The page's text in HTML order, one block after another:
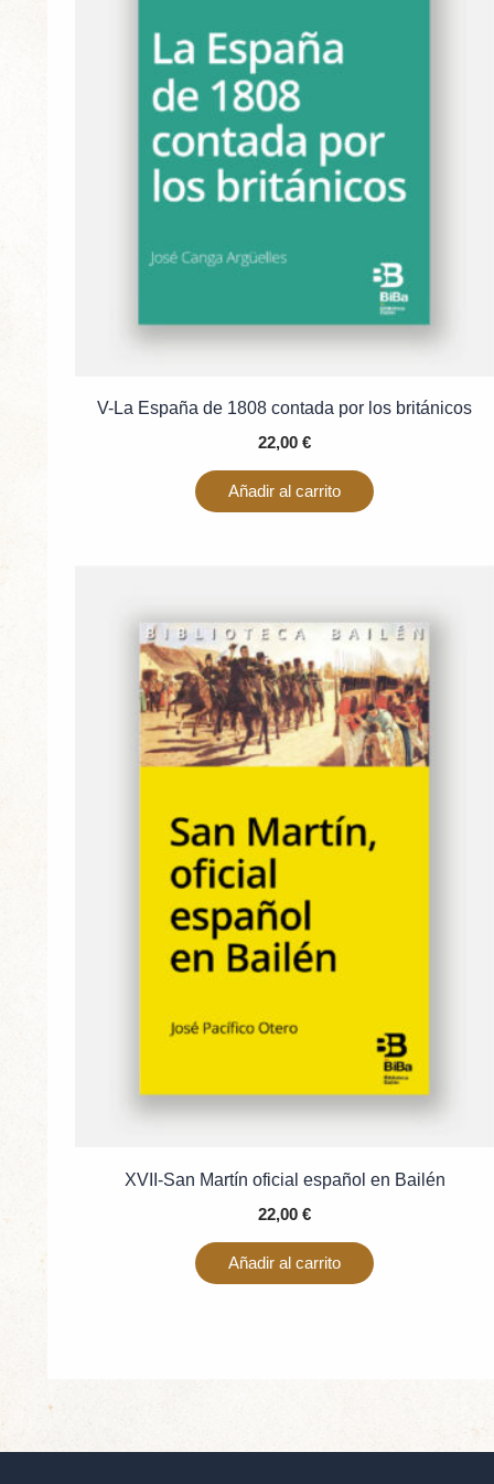
V-La España de 1808 contada por los británicos
22,00€
Añadir al carrito
XVII-San Martín oficial español en Bailén
22,00€
Añadir al carrito